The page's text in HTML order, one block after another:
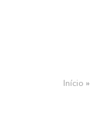
Início »